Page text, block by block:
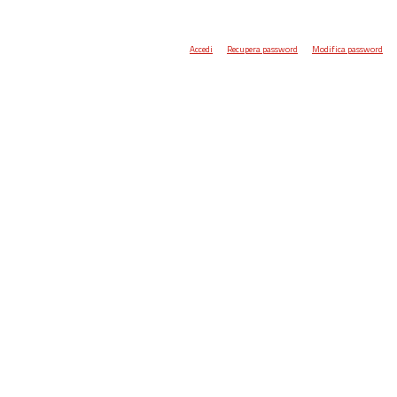
Accedi Recupera password Modifica password